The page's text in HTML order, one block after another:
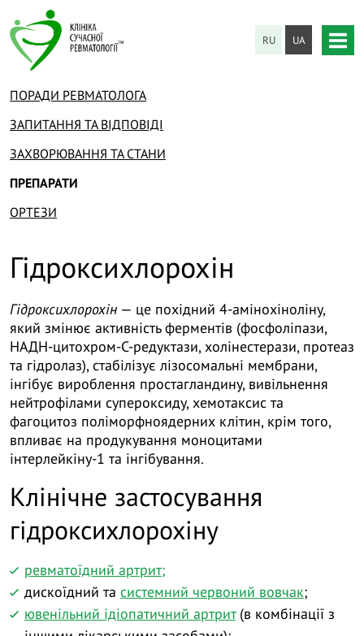
RU UA
ПОРАДИ РЕВМАТОЛОГА
ЗАПИТАННЯ ТА ВІДПОВІДІ
ЗАХВОРЮВАННЯ ТА СТАНИ
ПРЕПАРАТИ
ОРТЕЗИ
Гідроксихлорохін
Гідроксихлорохін — це похідний 4-амінохіноліну,
який змінює активність ферментів (фосфоліпази,
НАДН-цитохром-С-редуктази, холінестерази, протеаз
та гідролаз), стабілізує лізосомальні мембрани,
інгібує вироблення простагландину, вивільнення
нейтрофілами супероксиду, хемотаксис та
фагоцитоз поліморфноядерних клітин, крім того,
впливає на продукування моноцитами
інтерлейкіну-1 та інгібування.
Клінічне застосування
гідроксихлорохіну
ревматоїдний артрит;
дискоїдний та системний червоний вовчак;
ювенільний ідіопатичний артрит(в комбінації з